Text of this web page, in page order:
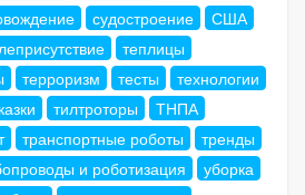
судостроение
США
теплицы
терроризм тесты
технологии
тилтроторы
ТНПА
транспортные роботы
тренды
и роботизация
уборка